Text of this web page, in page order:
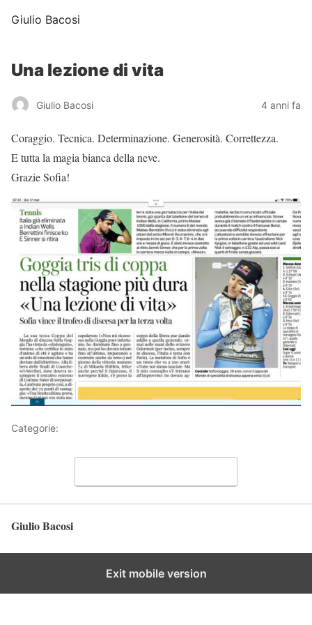
Giulio Bacosi
Una lezione di vita
Giulio Bacosi 4 anni fa
Coraggio. Tecnica. Determinazione. Generosità. Correttezza.
E tutta la magia bianca della neve.
Grazie Sofia!
Categorie:
Giulio Bacosi
Exit mobile version